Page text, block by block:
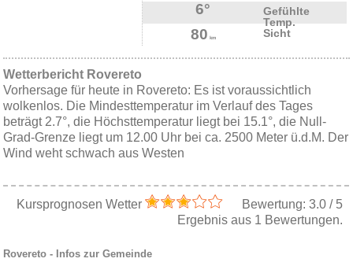
6°
Gefühlte
Temp.
80 km Sicht
Wetterbericht Rovereto
Vorhersage für heute in Rovereto: Es ist voraussichtlich
wolkenlos. Die Mindesttemperatur im Verlauf des Tages
beträgt 2.7°, die Höchsttemperatur liegt bei 15.1°, die Null-
Grad-Grenze liegt um 12.00 Uhr bei ca. 2500 Meter ü.d.M. Der
Wind weht schwach aus Westen
Kursprognosen Wetter Bewertung: 3.0/ 5
Ergebnis aus 1 Bewertungen.
Rovereto - Infos zur Gemeinde